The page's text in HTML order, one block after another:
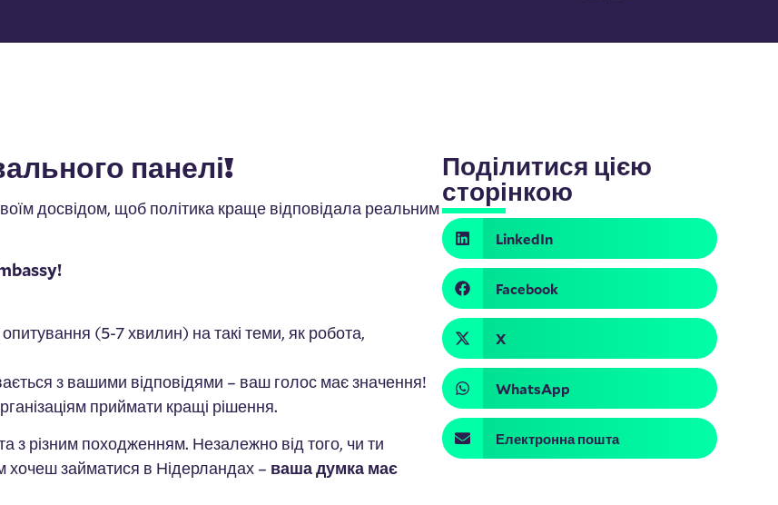
панелі!
досвідом, щоб політика краще відповідала реальним
(5-7 хвилин) на такі теми, як робота,
з вашими відповідями – ваш голос має значення!
приймати кращі рішення.
з різним походженням. Незалежно від того, чи ти
займатися в Нідерландах – ваша думка має
Поділитися цією
сторінкою
LinkedIn
Facebook
X
WhatsApp
Електронна пошта